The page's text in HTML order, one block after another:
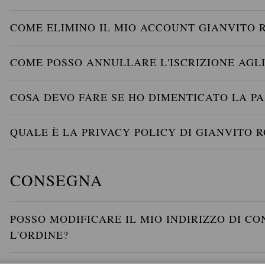
COME ELIMINO IL MIO ACCOUNT GIANVITO
COME POSSO ANNULLARE L'ISCRIZIONE
COSA DEVO FARE SE HO DIMENTICATO LA
QUALE È LA PRIVACY POLICY DI GIANVITO
CONSEGNA
POSSO MODIFICARE IL MIO INDIRIZZO DI
L'ORDINE?